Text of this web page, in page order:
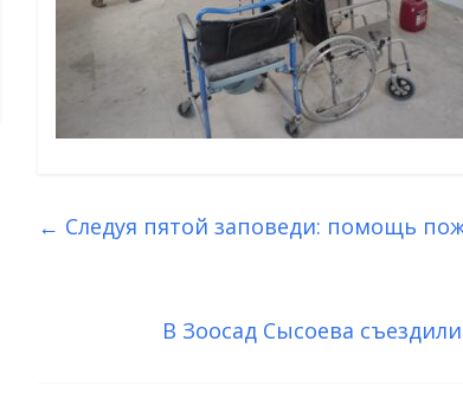
← Следуя пятой заповеди: помощь
В Зоосад Сысоева